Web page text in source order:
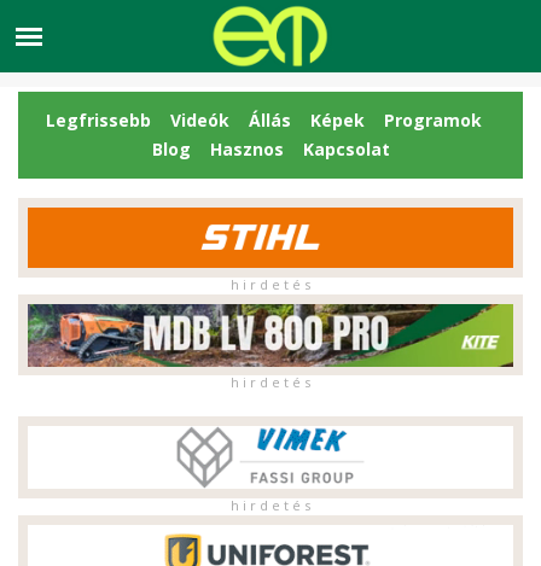
Legfrissebb Videók Állás Képek
Programok
Blog
Hasznos Kapcsolat
h i r d e t é s
h i r d e t é s
h i r d e t é s